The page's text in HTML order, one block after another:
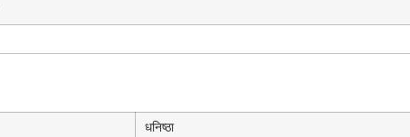
धनिष्ठा